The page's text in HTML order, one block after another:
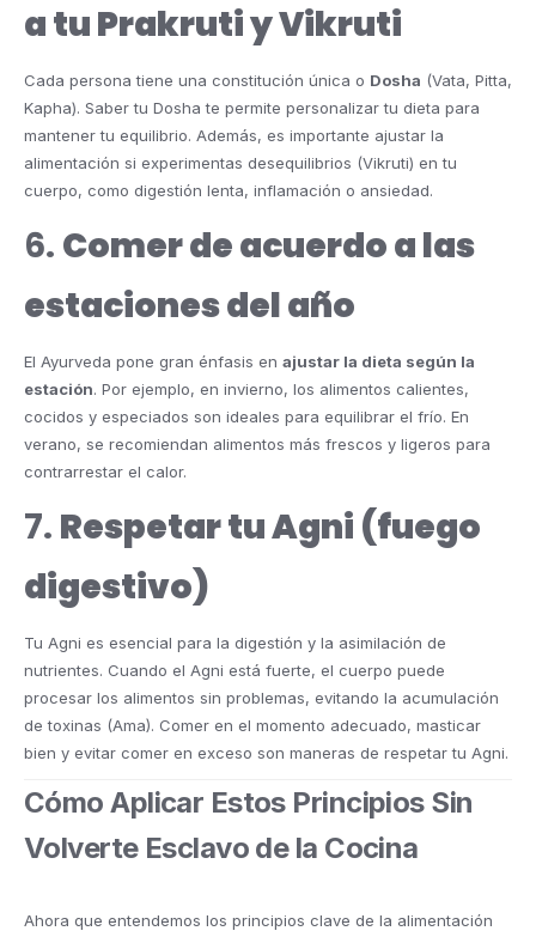
a tu Prakruti y Vikruti
Cada persona tiene una constitución única o Dosha (Vata, Pitta,
Kapha). Saber tu Dosha te permite personalizar tu dieta para
mantener tu equilibrio. Además, es importante ajustar la
alimentación si experimentas desequilibrios (Vikruti) en tu
cuerpo, como digestión lenta, inflamación o ansiedad.
6. Comer de acuerdo a las
estaciones del año
El Ayurveda pone gran énfasis en ajustar la dieta según la
estación. Por ejemplo, en invierno, los alimentos calientes,
cocidos y especiados son ideales para equilibrar el frío. En
verano, se recomiendan alimentos más frescos y ligeros para
contrarrestar el calor.
7. Respetar tu Agni (fuego
digestivo)
Tu Agni es esencial para la digestión y la asimilación de
nutrientes. Cuando el Agni está fuerte, el cuerpo puede
procesar los alimentos sin problemas, evitando la acumulación
de toxinas (Ama). Comer en el momento adecuado, masticar
bien y evitar comer en exceso son maneras de respetar tu Agni.
Cómo Aplicar Estos Principios Sin
Volverte Esclavo de la Cocina
Ahora que entendemos los principios clave de la alimentación